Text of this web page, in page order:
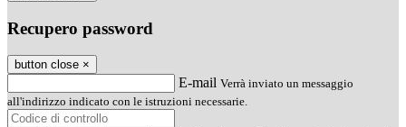
Recupero password
button close ×
E-mail Verrà inviato un messaggio
all'indirizzo indicato con le istruzioni necessarie.